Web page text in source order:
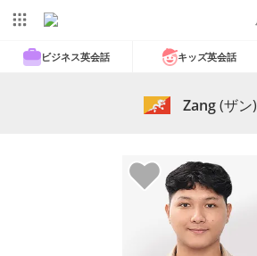
ビジネス英会話 キッズ英会話
Zang(ザン)